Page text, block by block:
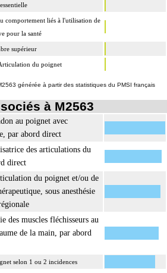
comportement liés à l'utilisation de
pour la santé
supérieur
du poignet
générée à partir des statistiques du PMSI français
à M2563
au poignet avec
par abord direct
des articulations du
direct
du poignet et/ou de
sous anesthésie
des muscles fléchisseurs au
de la main, par abord
selon 1 ou 2 incidences